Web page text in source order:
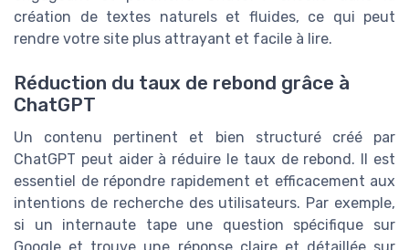
création de textes naturels et fluides, ce qui peut
rendre votre site plus attrayant et facile à lire.
Réduction du taux de rebond grâce à
ChatGPT
Un contenu pertinent et bien structuré créé par
ChatGPT peut aider à réduire le taux de rebond. Il est
essentiel de répondre rapidement et efficacement aux
intentions de recherche des utilisateurs. Par exemple,
si un internaute tape une question spécifique sur